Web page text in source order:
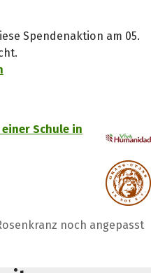
Spendenaktion am 05.
Schule in
noch angepasst